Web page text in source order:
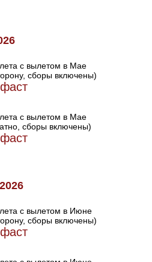
с вылетом в Мае
сборы включены)
с вылетом в Мае
сборы включены)
с вылетом в Июне
сборы включены)